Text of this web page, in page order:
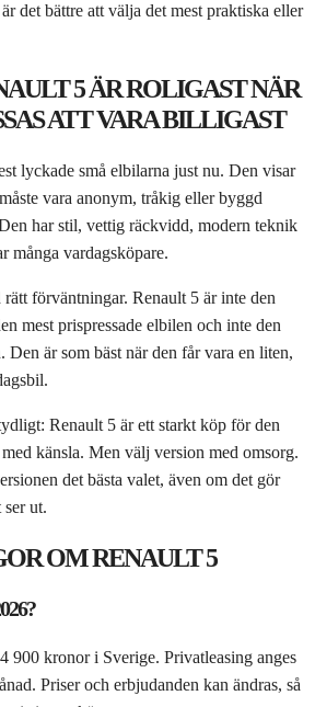
det bättre att välja det mest praktiska eller
5 ÄR ROLIGAST NÄR
ATT VARA BILLIGAST
lyckade små elbilarna just nu. Den visar
vara anonym, tråkig eller byggd
har stil, vettig räckvidd, modern teknik
många vardagsköpare.
förväntningar. Renault 5 är inte den
mest prispressade elbilen och inte den
Den är som bäst när den får vara en liten,
Renault 5 är ett starkt köp för den
känsla. Men välj version med omsorg.
det bästa valet, även om det gör
ut.
OM RENAULT 5
900 kronor i Sverige. Privatleasing anges
Priser och erbjudanden kan ändras, så